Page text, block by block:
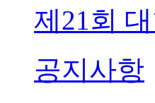
제21회
공지사항